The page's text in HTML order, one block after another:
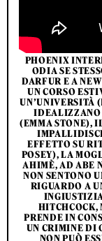
PHOENIX
ODIA SE
DARFUR E A
UN CORSO
UN’UNIVERSITÀ
IDEALIZZANO
(EMMA STONE),
EFFETTO SU
POSEY), LA
AHIMÈ, AD ABE
NON SENTONO
RIGUARDO A
HITCHCOCK,
PRENDE IN
UN CRIMINE DI